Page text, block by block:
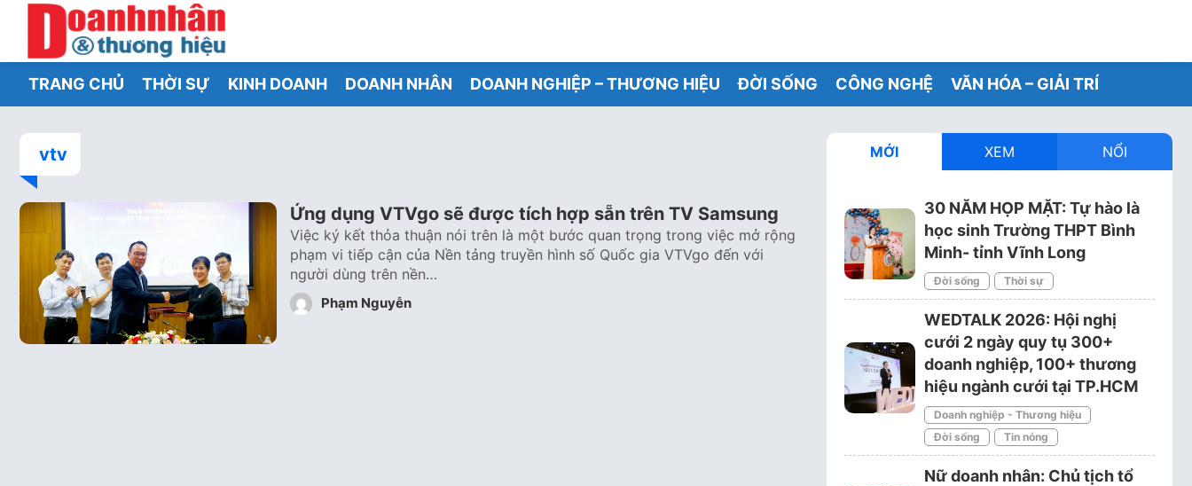
TRANG CHỦ THỜI SỰ KINH DOANH DOANH NHÂN DOANH NGHIỆP – THƯƠNG HIỆU ĐỜI SỐNG CÔNG NGHỆ VĂN HÓA – GIẢI TRÍ
vtv
Ứng dụng VTVgo sẽ được tích hợp sẵn trên TV Samsung
Việc ký kết thỏa thuận nói trên là một bước quan trọng trong việc mở rộng
phạm vi tiếp cận của Nền tảng truyền hình số Quốc gia VTVgo đến với
người dùng trên nền…
Phạm Nguyễn
MỚI XEM NỔI
30 NĂM HỌP MẶT: Tự hào là
học sinh Trường THPT Bình
Minh- tỉnh Vĩnh Long
Đời sống Thời sự
WEDTALK 2026: Hội nghị
cưới 2 ngày quy tụ 300+
doanh nghiệp, 100+ thương
hiệu ngành cưới tại TP.HCM
Doanh nghiệp - Thương hiệu
Đời sống
Tin nóng
Nữ doanh nhân: Chủ tịch tổ